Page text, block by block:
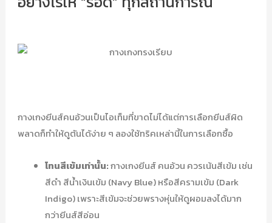
กางเกงยีนส์คนอ้วนเป็นไอเท็มที่ขาดไม่ได้แต่การเลือกยีนส์ผิด
พลาดก็ทำให้ดูตันได้ง่าย ๆ ลองใช้ทริคเหล่านี้ในการเลือกซื้อ
โทนสีเข้มเท่านั้น:กางเกงยีนส์ คนอ้วน ควรเน้นสีเข้ม เช่น
สีดำ สีน้ำเงินเข้ม (Navy Blue) หรือสีครามเข้ม (Dark
Indigo) เพราะสีเข้มจะช่วยพรางหุ่นให้ดูผอมลงได้มาก
กว่ายีนส์สีอ่อน